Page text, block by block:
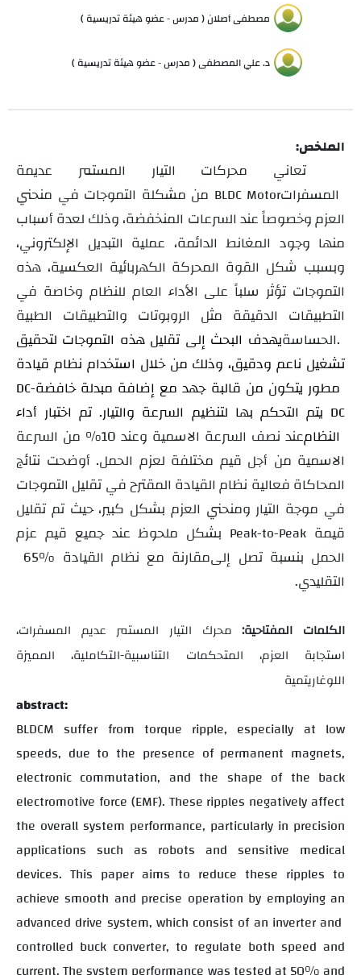
مصطفى أصلان ( مدرس - عضو هيئة تدريسية )
د. علي المصطفى ( مدرس - عضو هيئة تدريسية )
الملخص:
تعاني محركات التيار المستمر عديمة
BLDC Motor من مشكلة التموجات في منحني
العزم وخصوصاً عند السرعات المنخفضة، وذلك لعدة أسباب
منها وجود المغانط الدائمة، عملية التبديل الإلكتروني،
وبسبب شكل القوة المحركة الكهربائية العكسية، هذه
التموجات تؤثر سلباً على الأداء العام للنظام وخاصة في
التطبيقات الدقيقة مثل الروبوتات والتطبيقات الطبية
الحساسة.
يهدف البحث إلى تقليل هذه التموجات لتحقيق
تشغيل ناعم ودقيق، وذلك من خلال استخدام نظام قيادة
DC-
DC يتم التحكم بها لتنظيم السرعة والتيار. تم اختبار أداء
عند نصف السرعة الاسمية وعند 10% من السرعة
الاسمية من أجل قيم مختلفة لعزم الحمل. أوضحت نتائج
المحاكاة فعالية نظام القيادة المقترح في تقليل التموجات
في موجة التيار ومنحني العزم بشكل كبير، حيث تم تقليل
قيمة Peak-to-Peak بشكل ملحوظ عند جميع قيم عزم
الحمل بنسبة تصل إلى
65% مقارنة مع نظام القيادة
التقليدي.
الكلمات المفتاحية:محرك التيار المستمر عديم المسفرات،
استجابة العزم، المتحكمات التناسبية-التكاملية، المميزة
اللوغاريتمية
abstract:
BLDCM suffer from torque ripple, especially at low
speeds, due to the presence of permanent magnets,
electronic commutation, and the shape of the back
electromotive force (EMF). These ripples negatively affect
the overall system performance, particularly in precision
applications such as robots and sensitive medical
devices. This paper aims to reduce these ripples to
achieve smooth and precise operation by employing an
advanced drive system, which consist of an inverter and
controlled buck converter, to regulate both speed and